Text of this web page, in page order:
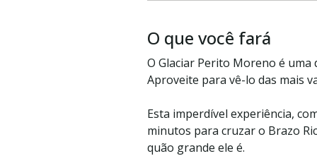
O que você fará
O Glaciar Perito Moreno é uma
Aproveite para vê-lo das mais
Esta imperdível experiência,
minutos para cruzar o Brazo
quão grande ele é.